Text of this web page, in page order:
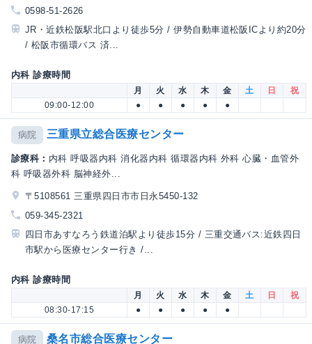
0598-51-2626
JR・近鉄松阪駅北口より徒歩5分 / 伊勢自動車道松阪ICより約20分
/ 松阪市循環バス 済...
内科 診療時間
月 火 水 木 金 土 日
祝
09:00-12:00
● ● ● ● ●
病院 三重県立総合医療センター
診療科： 内科 呼吸器内科 消化器内科 循環器内科 外科 心臓・血管外
科 呼吸器外科 脳神経外...
〒5108561 三重県四日市市日永5450-132
059-345-2321
四日市あすなろう鉄道泊駅より徒歩15分 / 三重交通バス:近鉄四日
市駅から医療センター行き /...
内科 診療時間
月 火 水 木 金 土 日
祝
08:30-17:15
● ● ● ● ●
病院 桑名市総合医療センター